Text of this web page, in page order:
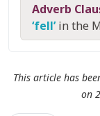
Adverb
‘fell’in the
This article has
on